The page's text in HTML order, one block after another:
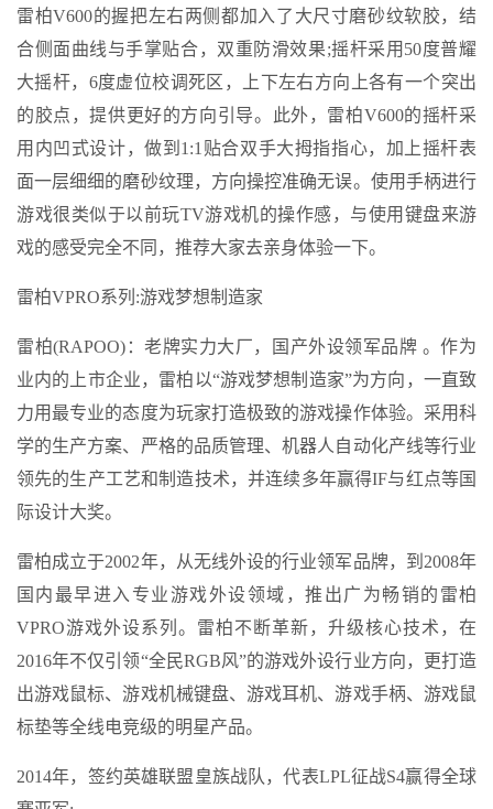
雷柏V600的握把左右两侧都加入了大尺寸磨砂纹软胶，结
合侧面曲线与手掌贴合，双重防滑效果;摇杆采用50度普耀
大摇杆，6度虚位校调死区，上下左右方向上各有一个突出
的胶点，提供更好的方向引导。此外，雷柏V600的摇杆采
用内凹式设计，做到1:1贴合双手大拇指指心，加上摇杆表
面一层细细的磨砂纹理，方向操控准确无误。使用手柄进行
游戏很类似于以前玩TV游戏机的操作感，与使用键盘来游
戏的感受完全不同，推荐大家去亲身体验一下。
雷柏VPRO系列:游戏梦想制造家
雷柏(RAPOO)：老牌实力大厂，国产外设领军品牌 。作为
业内的上市企业，雷柏以“游戏梦想制造家”为方向，一直致
力用最专业的态度为玩家打造极致的游戏操作体验。采用科
学的生产方案、严格的品质管理、机器人自动化产线等行业
领先的生产工艺和制造技术，并连续多年赢得IF与红点等国
际设计大奖。
雷柏成立于2002年，从无线外设的行业领军品牌，到2008年
国内最早进入专业游戏外设领域，推出广为畅销的雷柏
VPRO游戏外设系列。雷柏不断革新，升级核心技术，在
2016年不仅引领“全民RGB风”的游戏外设行业方向，更打造
出游戏鼠标、游戏机械键盘、游戏耳机、游戏手柄、游戏鼠
标垫等全线电竞级的明星产品。
2014年，签约英雄联盟皇族战队，代表LPL征战S4赢得全球